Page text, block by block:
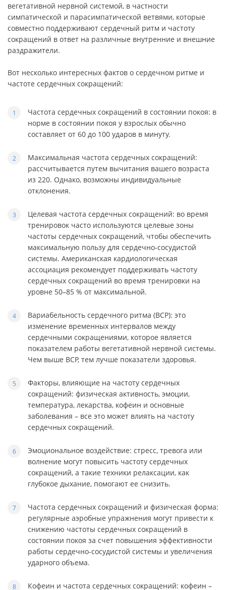
вегетативной нервной системой, в частности
симпатической и парасимпатической ветвями, которые
совместно поддерживают сердечный ритм и частоту
сокращений в ответ на различные внутренние и внешние
раздражители.
Вот несколько интересных фактов о сердечном ритме и
частоте сердечных сокращений:
Частота сердечных сокращений в состоянии покоя: в
норме в состоянии покоя у взрослых обычно
составляет от 60 до 100 ударов в минуту.
Максимальная частота сердечных сокращений:
рассчитывается путем вычитания вашего возраста
из 220. Однако, возможны индивидуальные
отклонения.
Целевая частота сердечных сокращений: во время
тренировок часто используются целевые зоны
частоты сердечных сокращений, чтобы обеспечить
максимальную пользу для сердечно-сосудистой
системы. Американская кардиологическая
ассоциация рекомендует поддерживать частоту
сердечных сокращений во время тренировки на
уровне 50–85 % от максимальной.
Вариабельность сердечного ритма (ВСР): это
изменение временных интервалов между
сердечными сокращениями, которое является
показателем работы вегетативной нервной системы.
Чем выше ВСР, тем лучше показатели здоровья.
Факторы, влияющие на частоту сердечных
сокращений: физическая активность, эмоции,
температура, лекарства, кофеин и основные
заболевания – все это может влиять на частоту
сердечных сокращений.
Эмоциональное воздействие: стресс, тревога или
волнение могут повысить частоту сердечных
сокращений, а такие техники релаксации, как
глубокое дыхание, помогают ее снизить.
Частота сердечных сокращений и физическая форма:
регулярные аэробные упражнения могут привести к
снижению частоты сердечных сокращений в
состоянии покоя за счет повышения эффективности
работы сердечно-сосудистой системы и увеличения
ударного объема.
Кофеин и частота сердечных сокращений: кофеин –